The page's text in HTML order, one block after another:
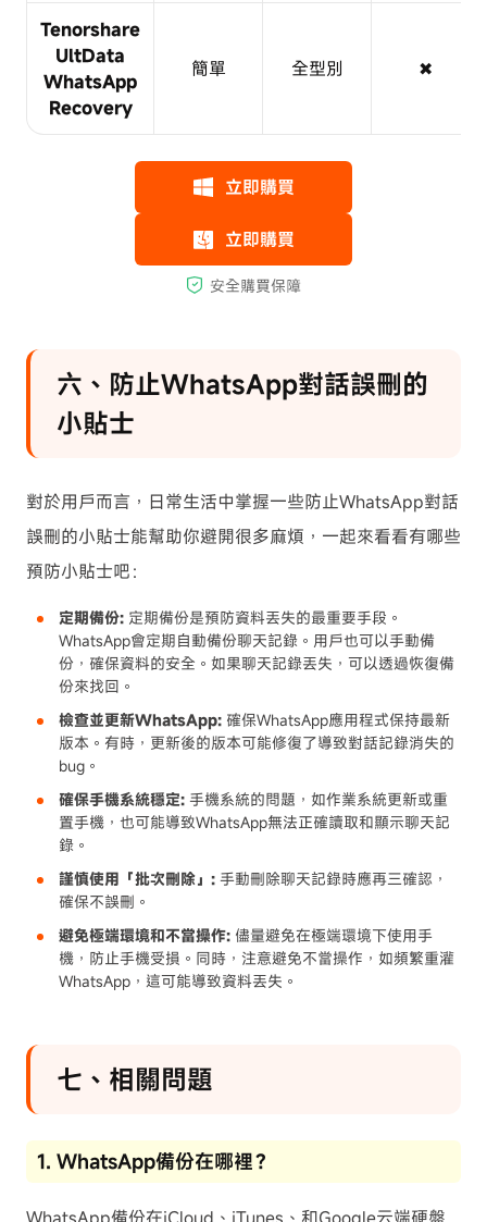
Tenorshare
UltData
WhatsApp
Recovery
簡單 全型別 ✖
六、防止WhatsApp對話誤刪的
小貼士
對於用戶而言，日常生活中掌握一些防止WhatsApp對話
誤刪的小貼士能幫助你避開很多麻煩，一起來看看有哪些
預防小貼士吧：
定期備份: 定期備份是預防資料丟失的最重要手段。
WhatsApp會定期自動備份聊天記錄。用戶也可以手動備
份，確保資料的安全。如果聊天記錄丟失，可以透過恢復備
份來找回。
檢查並更新WhatsApp: 確保WhatsApp應用程式保持最新
版本。有時，更新後的版本可能修復了導致對話記錄消失的
bug。
確保手機系統穩定: 手機系統的問題，如作業系統更新或重
置手機，也可能導致WhatsApp無法正確讀取和顯示聊天記
錄。
謹慎使用「批次刪除」: 手動刪除聊天記錄時應再三確認，
確保不誤刪。
避免極端環境和不當操作: 儘量避免在極端環境下使用手
機，防止手機受損。同時，注意避免不當操作，如頻繁重灌
WhatsApp，這可能導致資料丟失。
七、相關問題
1. WhatsApp備份在哪裡？